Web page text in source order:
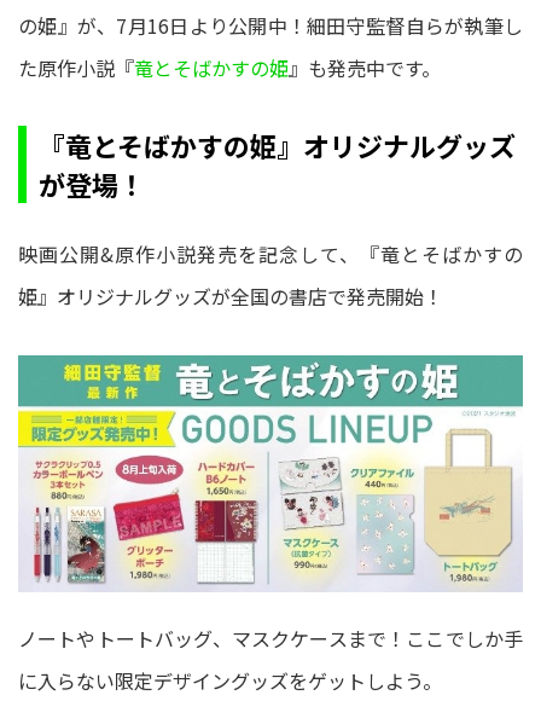
の姫』が、7月16日より公開中！細田守監督自らが執筆し
た原作小説『竜とそばかすの姫』も発売中です。
『竜とそばかすの姫』オリジナルグッズ
が登場！
映画公開&原作小説発売を記念して、『竜とそばかすの
姫』オリジナルグッズが全国の書店で発売開始！
ノートやトートバッグ、マスクケースまで！ここでしか手
に入らない限定デザイングッズをゲットしよう。